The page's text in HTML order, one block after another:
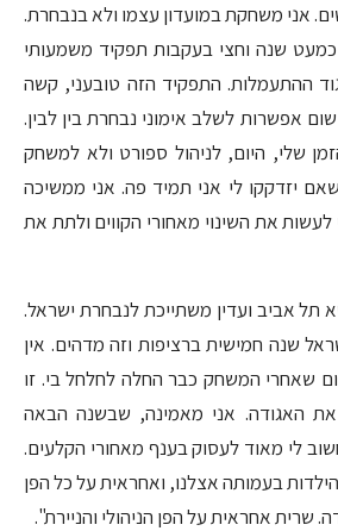
אני משחקת במועדון עצמו ולא בנבחרת.
שנה וחצי בעקבות תפקיד משמעותי
ההתעמלות. התפקיד הזה טובעני, קשה
שום אפשרות לשלב אימוני נבחרת בין לבין.
שלי, היום, לניהול ספורט ולא למשחק
שאם יזדקקו לי אני תמיד פה. אני ממשיכה
את השינוי מאחורי הקווים ולתת את
אביב ועדין משתייכת לנבחרת ישראל.
שנה חמישית ברציפות וזה מדהים. אין
שאחרי המשחק כבר החלה לחלחל בי. זו
האגודה. אני מאמינה, שבשנה הבאה
לי מאוד לעסוק בענף מאחורי הקלעים.
בעמותה אצלנו, ואחראית על כל הפן
שרית אחראית על הפן הניהולי והניירת".